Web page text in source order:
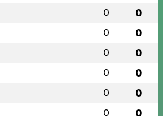
0 0
0 0
0 0
0 0
0 0
0 0